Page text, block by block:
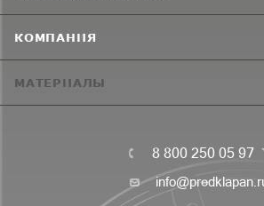
КОМПАНИЯ
МАТЕРИАЛЫ
8 800 250 05 97